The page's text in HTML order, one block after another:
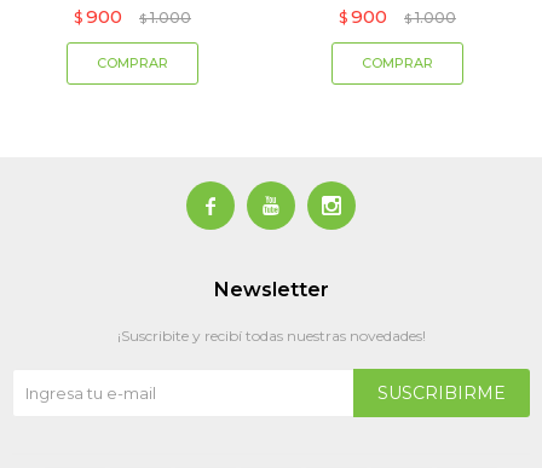
$ 900 $ 1.000 $ 900 $ 1.000
  
Newsletter
¡Suscribite y recibí todas nuestras novedades!
SUSCRIBIRME